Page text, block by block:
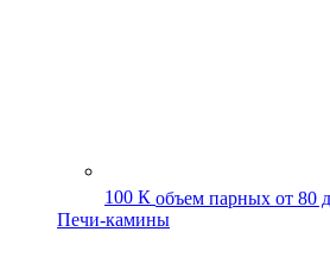
100 К объем парных от 80
Печи-камины